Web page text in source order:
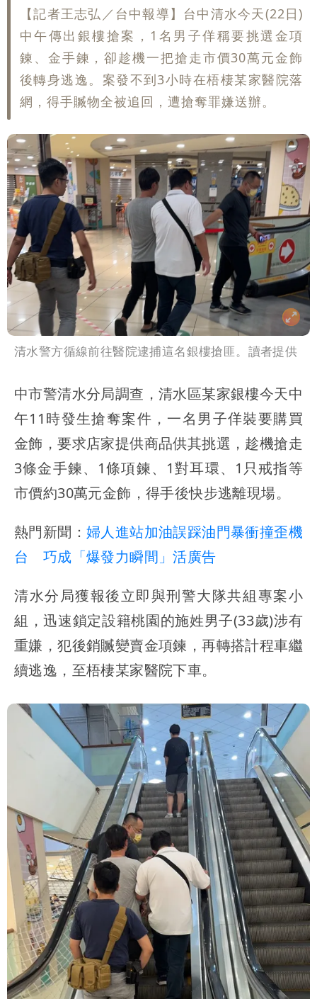
【記者王志弘／台中報導】台中清水今天(22日)
中午傳出銀樓搶案，1名男子佯稱要挑選金項
鍊、金手鍊，卻趁機一把搶走市價30萬元金飾
後轉身逃逸。案發不到3小時在梧棲某家醫院落
網，得手贓物全被追回，遭搶奪罪嫌送辦。
清水警方循線前往醫院逮捕這名銀樓搶匪。讀者提供
中市警清水分局調查，清水區某家銀樓今天中
午11時發生搶奪案件，一名男子佯裝要購買
金飾，要求店家提供商品供其挑選，趁機搶走
3條金手鍊、1條項鍊、1對耳環、1只戒指等
市價約30萬元金飾，得手後快步逃離現場。
熱門新聞： 婦人進站加油誤踩油門暴衝撞歪機
台 巧成「爆發力瞬間」活廣告
清水分局獲報後立即與刑警大隊共組專案小
組，迅速鎖定設籍桃園的施姓男子(33歲)涉有
重嫌，犯後銷贓變賣金項鍊，再轉搭計程車繼
續逃逸，至梧棲某家醫院下車。